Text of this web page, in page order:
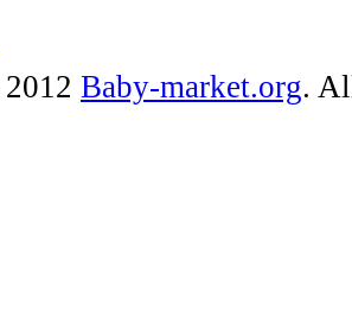
Baby-market.org.